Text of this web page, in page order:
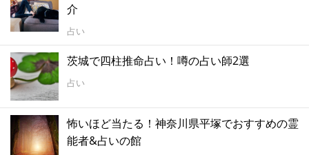
介
占い
茨城で四柱推命占い！噂の占い師2選
占い
怖いほど当たる！神奈川県平塚でおすすめの霊
能者&占いの館